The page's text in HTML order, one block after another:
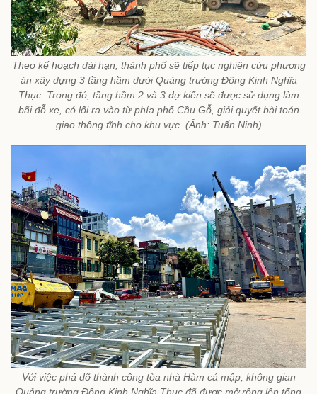
Theo kế hoạch dài hạn, thành phố sẽ tiếp tục nghiên cứu phương
án xây dựng 3 tầng hầm dưới Quảng trường Đông Kinh Nghĩa
Thục. Trong đó, tầng hầm 2 và 3 dự kiến sẽ được sử dụng làm
bãi đỗ xe, có lối ra vào từ phía phố Cầu Gỗ, giải quyết bài toán
giao thông tĩnh cho khu vực. (Ảnh: Tuấn Ninh)
Với việc phá dỡ thành công tòa nhà Hàm cá mập, không gian